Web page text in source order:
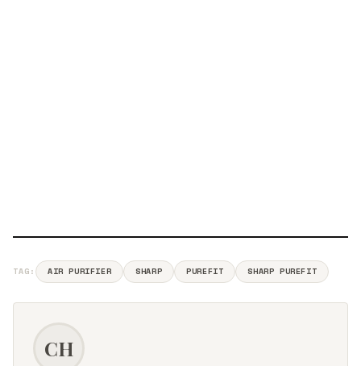
TAG: AIR PURIFIER SHARP PUREFIT SHARP PUREFIT
CH